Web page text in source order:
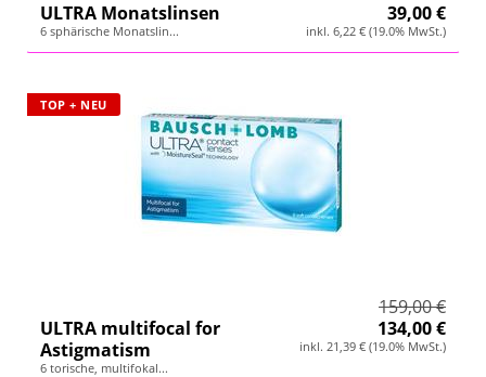
ULTRA Monatslinsen
6 sphärische Monatslin...
39,00 €
inkl. 6,22 € (19.0% MwSt.)
TOP + NEU
159,00 €
ULTRA multifocal for
Astigmatism
6 torische, multifokal...
134,00 €
inkl. 21,39 € (19.0% MwSt.)